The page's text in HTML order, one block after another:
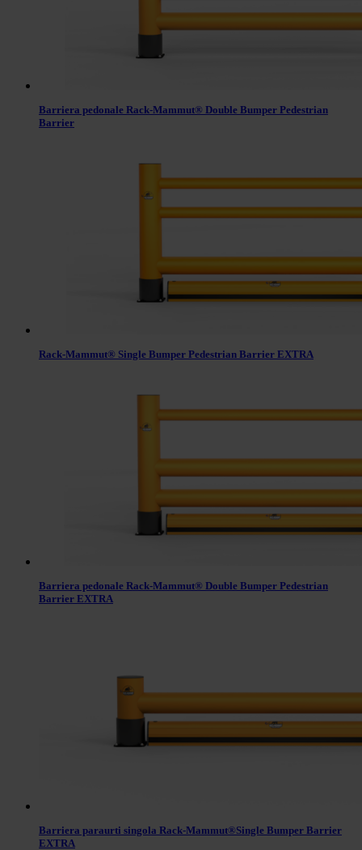
Barriera pedonale Rack-Mammut® Double Bumper Pedestrian
Barrier
Rack-Mammut® Single Bumper Pedestrian Barrier EXTRA
Barriera pedonale Rack-Mammut® Double Bumper Pedestrian
Barrier EXTRA
Barriera paraurti singola Rack-Mammut®Single Bumper Barrier
EXTRA